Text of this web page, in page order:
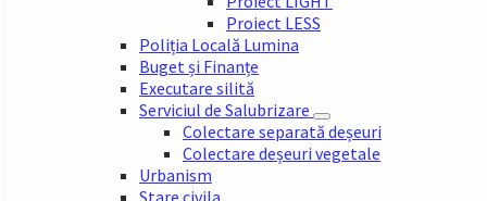
Proiect LESS
Poliția Locală Lumina
Buget și Finanțe
Executare silită
Serviciul de Salubrizare
Colectare separată deșeuri
Colectare deșeuri vegetale
Urbanism
Stare civila